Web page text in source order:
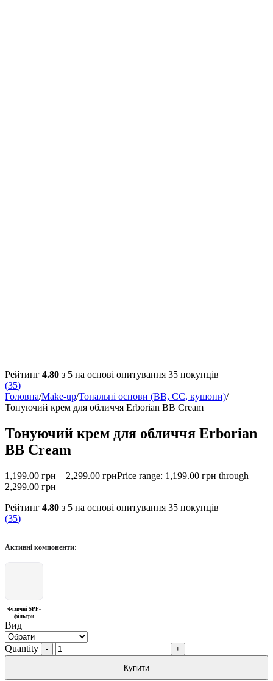
Рейтинг 4.80 з 5 на основі опитування 35 покупців
(35)
Головна/Make-up/Тональні основи (BB, CC, кушони)/
Тонуючий крем для обличчя Erborian BB Cream
Тонуючий крем для обличчя Erborian
BB Cream
1,199.00 грн – 2,299.00 грнPrice range: 1,199.00 грн through
2,299.00 грн
Рейтинг 4.80 з 5 на основі опитування 35 покупців
(35)
Активні компоненти:
Фізичні SPF-
фільтри
Вид
Quantity
Купити